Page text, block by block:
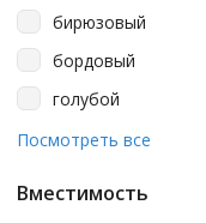
бирюзовый
бордовый
голубой
желтый
Посмотреть все
Вместимость